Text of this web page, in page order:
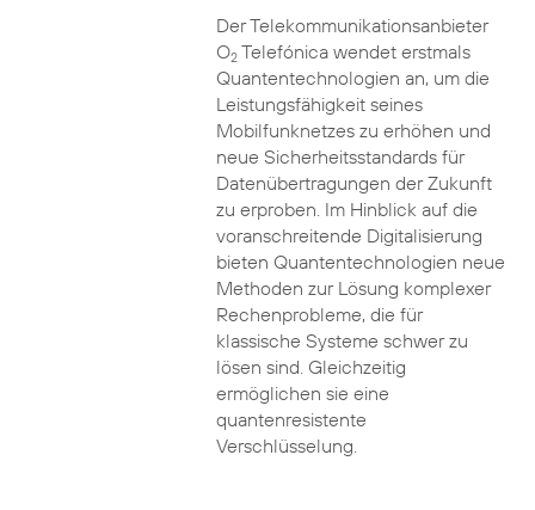
Der Telekommunikationsanbieter
O2Telefónica wendet erstmals
Quantentechnologien an, um die
Leistungsfähigkeit seines
Mobilfunknetzes zu erhöhen und
neue Sicherheitsstandards für
Datenübertragungen der Zukunft
zu erproben. Im Hinblick auf die
voranschreitende Digitalisierung
bieten Quantentechnologien neue
Methoden zur Lösung komplexer
Rechenprobleme, die für
klassische Systeme schwer zu
lösen sind. Gleichzeitig
ermöglichen sie eine
quantenresistente
Verschlüsselung.